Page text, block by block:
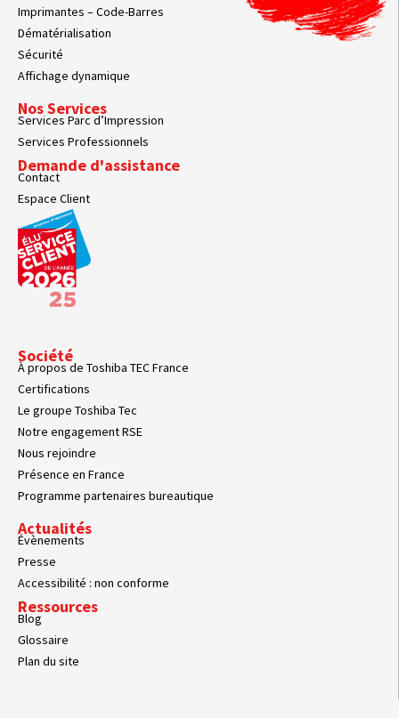
Imprimantes – Code-Barres
Dématérialisation
Sécurité
Affichage dynamique
Nos Services
Services Parc d’Impression
Services Professionnels
Demande d'assistance
Contact
Espace Client
Société
À propos de Toshiba TEC France
Certifications
Le groupe Toshiba Tec
Notre engagement RSE
Nous rejoindre
Présence en France
Programme partenaires bureautique
Actualités
Évènements
Presse
Accessibilité : non conforme
Ressources
Blog
Glossaire
Plan du site